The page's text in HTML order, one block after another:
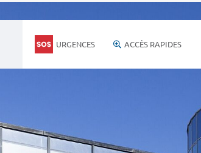
URGENCES ACCÈS RAPIDES